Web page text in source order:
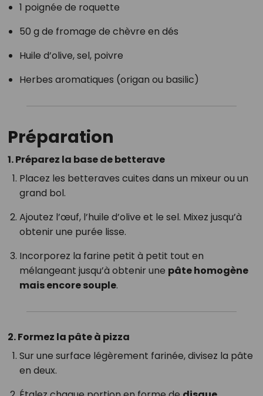
1 poignée de roquette
50 g de fromage de chèvre en dés
Huile d’olive, sel, poivre
Herbes aromatiques (origan ou basilic)
Préparation
1. Préparez la base de betterave
Placez les betteraves cuites dans un mixeur ou un
grand bol.
Ajoutez l’œuf, l’huile d’olive et le sel. Mixez jusqu’à
obtenir une purée lisse.
Incorporez la farine petit à petit tout en
mélangeant jusqu’à obtenir une pâte homogène
mais encore souple.
2. Formez la pâte à pizza
Sur une surface légèrement farinée, divisez la pâte
en deux.